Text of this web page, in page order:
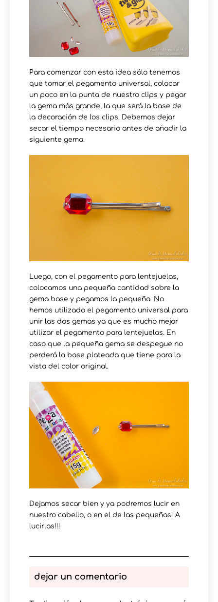
Para comenzar con esta idea sólo tenemos
que tomar el pegamento universal, colocar
un poco en la punta de nuestro clips y pegar
la gema más grande, la que será la base de
la decoración de los clips. Debemos dejar
secar el tiempo necesario antes de añadir la
siguiente gema.
Luego, con el pegamento para lentejuelas,
colocamos una pequeña cantidad sobre la
gema base y pegamos la pequeña. No
hemos utilizado el pegamento universal para
unir las dos gemas ya que es mucho mejor
utilizar el pegamento para lentejuelas. En
caso que la pequeña gema se despegue no
perderá la base plateada que tiene para la
vista del color original.
Dejamos secar bien y ya podremos lucir en
nuestro cabello, o en el de las pequeñas! A
lucirlas!!!
dejar un comentario